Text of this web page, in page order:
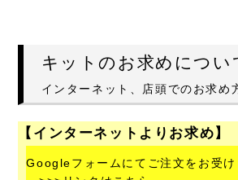
キットのお求めについ
インターネット、店頭でのお求め
【インターネットよりお求め】
Googleフォームにてご注文をお受け